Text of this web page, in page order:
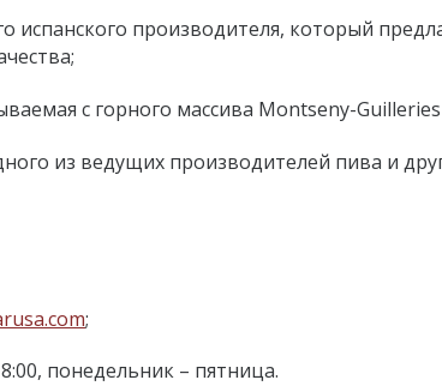
испанского производителя, который
с горного массива Montseny-
из ведущих производителей пива и
;
понедельник – пятница.